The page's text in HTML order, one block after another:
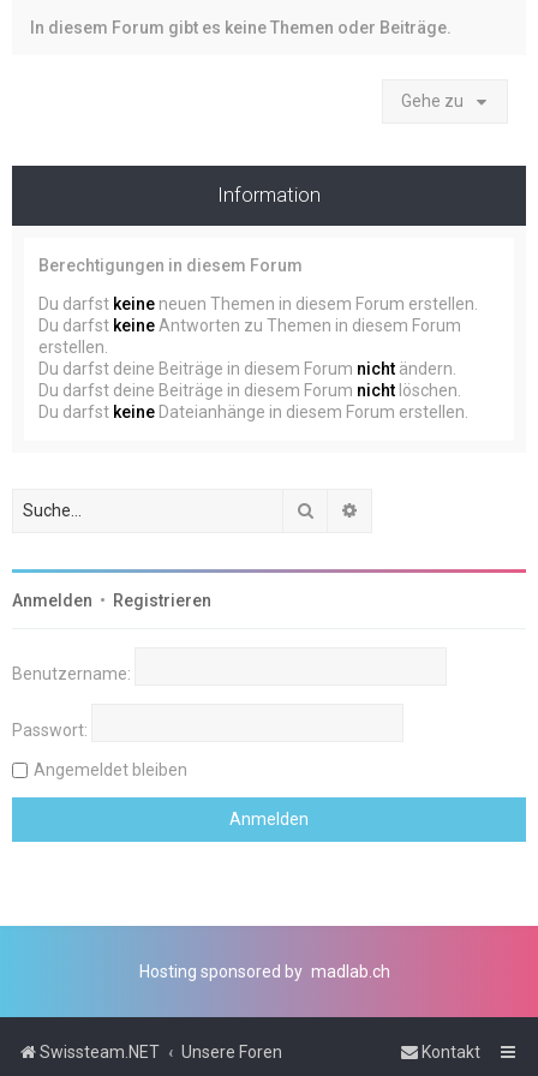
In diesem Forum gibt es keine Themen oder Beiträge.
Gehe zu
Information
Berechtigungen in diesem Forum
Du darfst keine neuen Themen in diesem Forum erstellen.
Du darfst keine Antworten zu Themen in diesem Forum
erstellen.
Du darfst deine Beiträge in diesem Forum nicht ändern.
Du darfst deine Beiträge in diesem Forum nicht löschen.
Du darfst keine Dateianhänge in diesem Forum erstellen.
Suche
Anmelden • Registrieren
Benutzername:
Passwort:
Angemeldet bleiben
Hosting sponsored by madlab.ch
Swissteam.NET Unsere Foren Kontakt